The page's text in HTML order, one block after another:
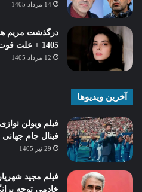
14 مرداد 1405
1405 + علت فوت
12 مرداد 1405
آخرین ویدیوها
فیلم ویولن
فینال جام جهانی 2026
29 تیر 1405
فیلم مجید
خادمی توجه